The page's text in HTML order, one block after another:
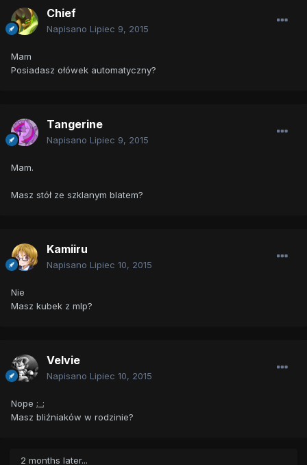
Chief
Napisano Lipiec 9, 2015
Mam
Posiadasz ołówek automatyczny?
Tangerine
Napisano Lipiec 9, 2015
Mam.
Masz stół ze szklanym blatem?
Kamiiru
Napisano Lipiec 10, 2015
Nie
Masz kubek z mlp?
Velvie
Napisano Lipiec 10, 2015
Nope ;_;
Masz bliźniaków w rodzinie?
2 months later...